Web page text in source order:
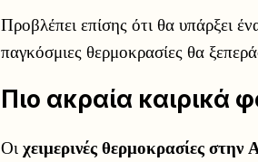
Προβλέπει επίσης ότι θα υπάρξει
παγκόσμιες θερμοκρασίες θα
Πιο ακραία καιρικά
Οι χειμερινές θερμοκρασίες